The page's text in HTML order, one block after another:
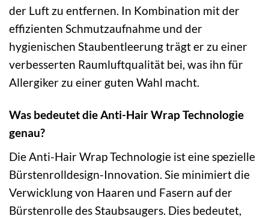
der Luft zu entfernen. In Kombination mit der
effizienten Schmutzaufnahme und der
hygienischen Staubentleerung trägt er zu einer
verbesserten Raumluftqualität bei, was ihn für
Allergiker zu einer guten Wahl macht.
Was bedeutet die Anti-Hair Wrap Technologie
genau?
Die Anti-Hair Wrap Technologie ist eine spezielle
Bürstenrolldesign-Innovation. Sie minimiert die
Verwicklung von Haaren und Fasern auf der
Bürstenrolle des Staubsaugers. Dies bedeutet,